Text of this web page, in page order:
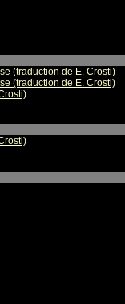
(traduction de E. Crosti)
(traduction de E. Crosti)